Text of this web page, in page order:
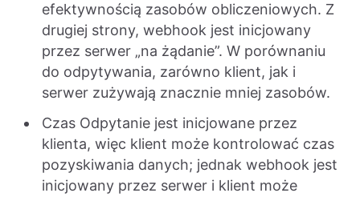
efektywnością zasobów obliczeniowych. Z
drugiej strony, webhook jest inicjowany
przez serwer „na żądanie”. W porównaniu
do odpytywania, zarówno klient, jak i
serwer zużywają znacznie mniej zasobów.
Czas Odpytanie jest inicjowane przez
klienta, więc klient może kontrolować czas
pozyskiwania danych; jednak webhook jest
inicjowany przez serwer i klient może